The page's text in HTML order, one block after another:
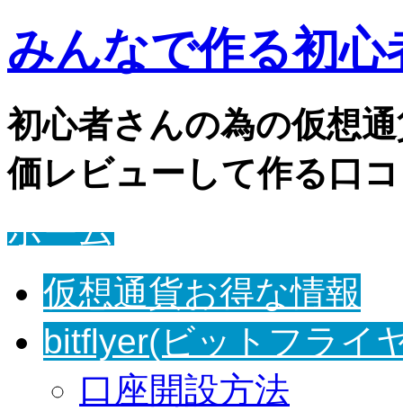
みんなで作る初
初心者さんの為の仮想
価レビューして作る口
ホーム
仮想通貨お得な情報
bitflyer(ビットフライ
口座開設方法